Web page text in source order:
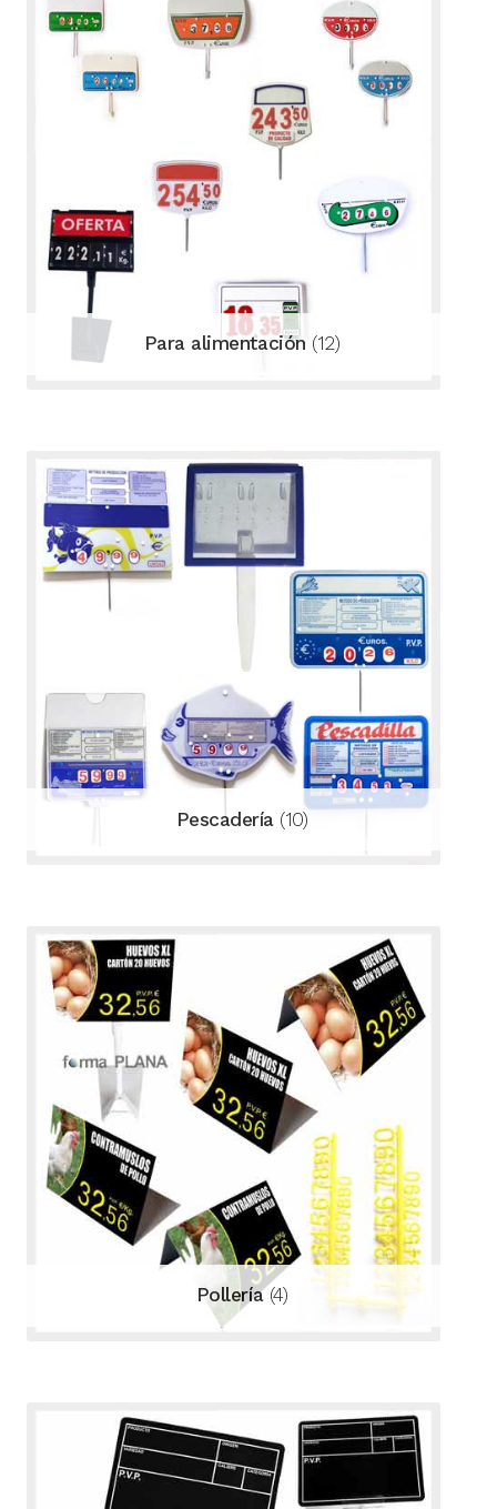
Para alimentación (12)
Pescadería (10)
Pollería (4)